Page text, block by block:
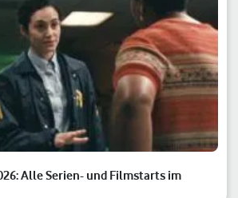
Alle Serien- und Filmstarts im